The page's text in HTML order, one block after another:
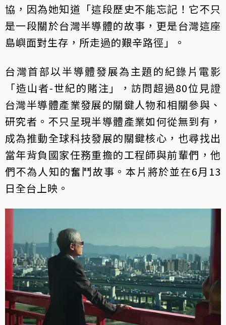
協，因為她知道「這段歷史不能忘記！它不只
是一段關於台灣半導體的故事，更是台灣這座
島嶼面對生存，所走過的艱辛路徑」。
台灣首部以半導體發展為主題的紀錄片電影
「造山者-世紀的賭注」，訪問超過80位見證
台灣半導體產業發展的關鍵人物和相關參與、
研究者。不只呈現半導體產業如何從無到有，
成為推動全球科技發展的關鍵核心，也尋找出
當年背負國家任務重擔的工程師與前輩們，他
們不為人知的奮鬥故事。本片將於並在6月13
日全台上映。